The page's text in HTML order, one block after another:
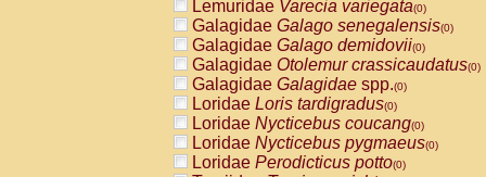
AtelidaeAlouatta seniculus(0)
AtelidaeAlouattaspp.(0)
AtelidaeAteles belzebuth(0)
AtelidaeAteles geoffroyi(0)
AtelidaeAteles paniscus(0)
AtelidaeAtelesspp.(0)
AtelidaeLagothrix lagothricha(0)
AtelidaeLagothrix lagothricha cana
PitheciidaeCacajao calvus
Lemuridae Varecia variegata(0)
Galagidae Galago senegalensis(0)
Galagidae Galago demidovii(0)
Galagidae Otolemur crassicaudatus(0)
Galagidae Galagidae spp.(0)
Loridae Loris tardigradus(0)
Loridae Nycticebus coucang(0)
Loridae Nycticebus pygmaeus(0)
Loridae Perodicticus potto(0)